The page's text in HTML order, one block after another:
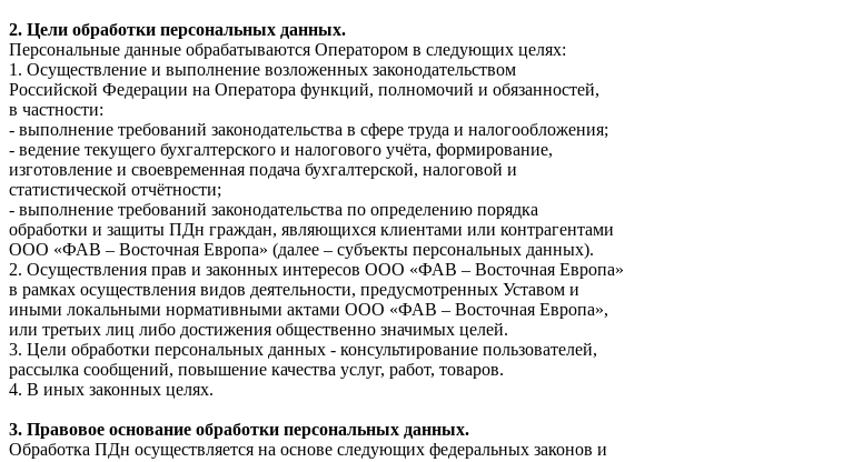
2. Цели обработки персональных данных.
Персональные данные обрабатываются Оператором в следующих целях:
1. Осуществление и выполнение возложенных законодательством
Российской Федерации на Оператора функций, полномочий и обязанностей,
в частности:
- выполнение требований законодательства в сфере труда и налогообложения;
- ведение текущего бухгалтерского и налогового учёта, формирование,
изготовление и своевременная подача бухгалтерской, налоговой и
статистической отчётности;
- выполнение требований законодательства по определению порядка
обработки и защиты ПДн граждан, являющихся клиентами или контрагентами
ООО «ФАВ – Восточная Европа» (далее – субъекты персональных данных).
2. Осуществления прав и законных интересов ООО «ФАВ – Восточная Европа»
в рамках осуществления видов деятельности, предусмотренных Уставом и
иными локальными нормативными актами ООО «ФАВ – Восточная Европа»,
или третьих лиц либо достижения общественно значимых целей.
3. Цели обработки персональных данных - консультирование пользователей,
рассылка сообщений, повышение качества услуг, работ, товаров.
4. В иных законных целях.
3. Правовое основание обработки персональных данных.
Обработка ПДн осуществляется на основе следующих федеральных законов и